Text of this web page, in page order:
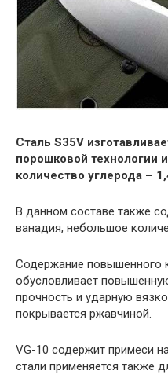
Сталь S35V
порошковой технологии
количество углерода –
В данном составе также
ванадия, небольшое
Содержание повышенного
обусловливает
прочность и ударную
покрывается ржавчиной.
VG-10 содержит примеси
стали применяется также